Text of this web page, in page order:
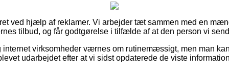
ved hjælp af reklamer. Vi arbejder tæt sammen med en
tilbud, og får godtgørelse i tilfælde af at den person vi
internet virksomheder værnes om rutinemæssigt, men man
udarbejdet efter at vi sidst opdaterede de viste